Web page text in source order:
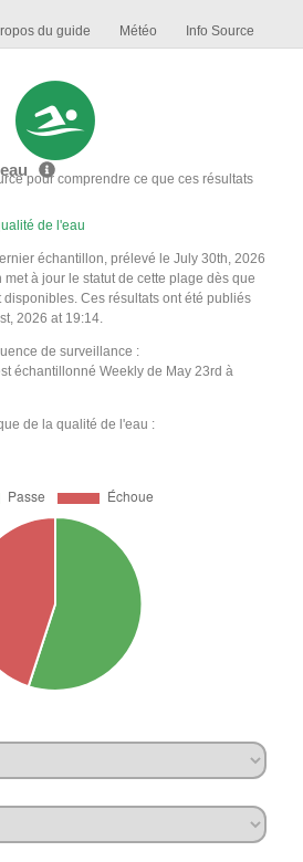
du guide Météo Info Source
pour comprendre ce que ces résultats
de l'eau
échantillon, prélevé le July 30th, 2026
à jour le statut de cette plage dès que
disponibles. Ces résultats ont été publiés
2026 at 19:14.
de surveillance :
échantillonné Weekly de May 23rd à
de la qualité de l'eau :